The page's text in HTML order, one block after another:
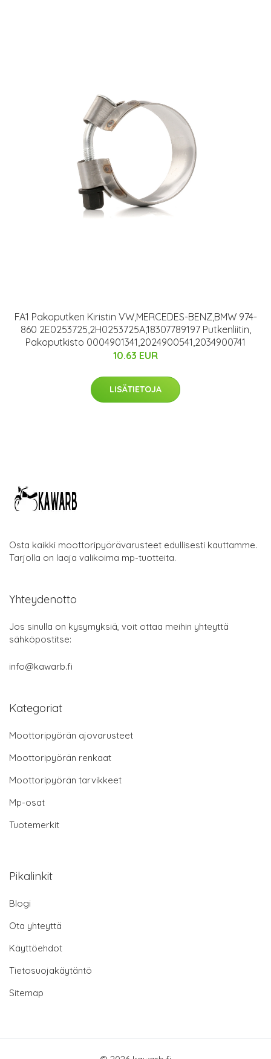
FA1 Pakoputken Kiristin VW,MERCEDES-BENZ,BMW 974-
860 2E0253725,2H0253725A,18307789197 Putkenliitin,
Pakoputkisto 0004901341,2024900541,2034900741
10.63 EUR
LISÄTIETOJA
Osta kaikki moottoripyörävarusteet edullisesti kauttamme.
Tarjolla on laaja valikoima mp-tuotteita.
Yhteydenotto
Jos sinulla on kysymyksiä, voit ottaa meihin yhteyttä
sähköpostitse:
info@kawarb.fi
Kategoriat
Moottoripyörän ajovarusteet
Moottoripyörän renkaat
Moottoripyörän tarvikkeet
Mp-osat
Tuotemerkit
Pikalinkit
Blogi
Ota yhteyttä
Käyttöehdot
Tietosuojakäytäntö
Sitemap